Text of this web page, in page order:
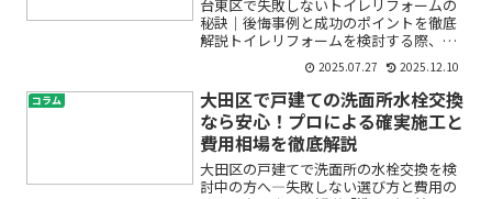
台東区で失敗しないトイレリフォームの
秘訣｜後悔事例と成功のポイントを徹底
解説トイレリフォームを検討する際、
「本当に理想の仕上がりになるのかな」
「予算内で満足できる設備を選べるのだ
ろうか」といった不安をお持ちではあり
ませんか？特に台東区のよう...
2025.07.27 2025.12.10
コラム
大田区で戸建ての洗面所水栓交換
なら安心！プロによる確実施工と
費用相場を徹底解説
大田区の戸建てで洗面所の水栓交換を検
討中の方へ―失敗しない選び方と費用の